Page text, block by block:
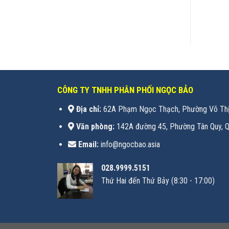
CÔNG TY TNHH PHÂN PHỐI NGỌC BẢO
Địa chỉ:62A Phạm Ngọc Thạch, Phường Võ
Văn phòng:142A đường 45, Phường Tân Quy,
Email:info@ngocbao.asia
028.9999.5151
Thứ Hai đến Thứ Bảy (8:30 - 17:00)